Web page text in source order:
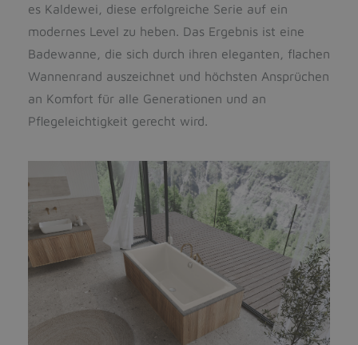
es Kaldewei, diese erfolgreiche Serie auf ein
modernes Level zu heben. Das Ergebnis ist eine
Badewanne, die sich durch ihren eleganten, flachen
Wannenrand auszeichnet und höchsten Ansprüchen
an Komfort für alle Generationen und an
Pflegeleichtigkeit gerecht wird.